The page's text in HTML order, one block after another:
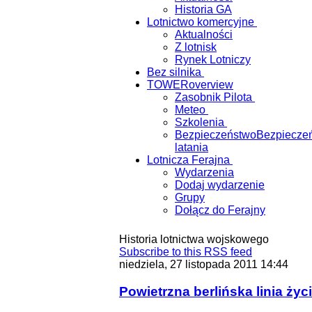
Historia GA
Lotnictwo komercyjne
Aktualności
Z lotnisk
Rynek Lotniczy
Bez silnika
TOWERoverview
Zasobnik Pilota
Meteo
Szkolenia
Bezpieczeństwo
latania
Lotnicza Ferajna
Wydarzenia
Dodaj wydarzenie
Grupy
Dołącz do Ferajny
Historia lotnictwa wojskowego
Subscribe to this RSS feed
niedziela, 27 listopada 2011 14:44
Powietrzna berlińska linia